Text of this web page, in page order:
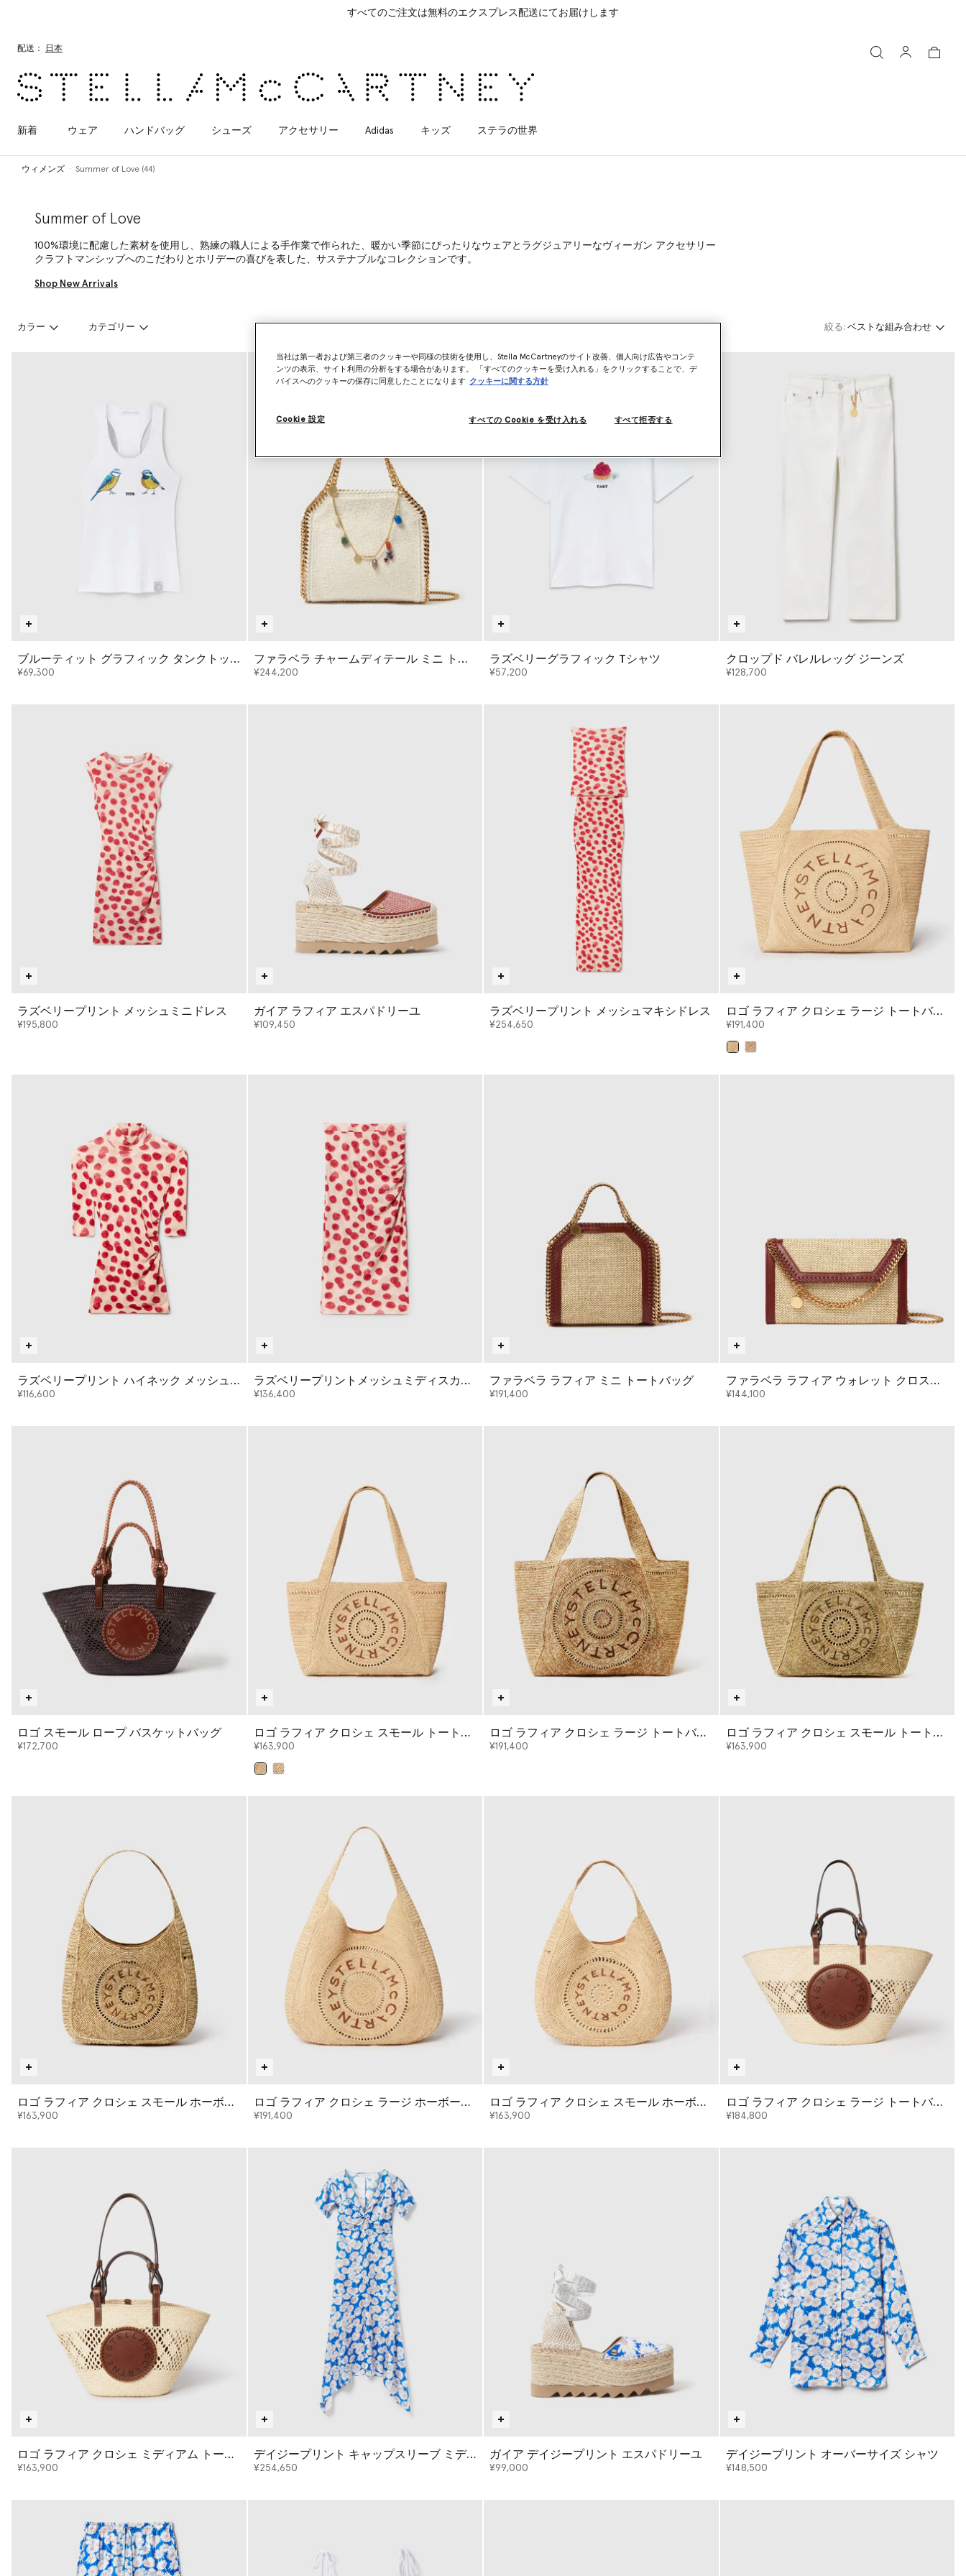
すべてのご注文は無料のエクスプレス配送にてお届けします
配送： 日本
新着 ウェア ハンドバッグ シューズ アクセサリー Adidas キッズ ステラの世界
ウィメンズ Summer of Love (44)
Summer of Love
100%環境に配慮した素材を使用し、熟練の職人による手作業で作られた、暖かい季節にぴったりなウェアとラグジュアリーなヴィーガン アクセサリー
クラフトマンシップへのこだわりとホリデーの喜びを表した、サステナブルなコレクションです。
Shop New Arrivals
カラー カテゴリー 絞る: ベストな組み合わせ
ブルーティット グラフィック タンクトッ
プ
¥69,300
ファラベラ チャームディテール ミニ トー
トバッグ
¥244,200
ラズベリーグラフィック Tシャツ
¥57,200
クロップド バレルレッグ ジーンズ
¥128,700
ラズベリープリント メッシュミニドレス
¥195,800
ガイア ラフィア エスパドリーユ
¥109,450
ラズベリープリント メッシュマキシドレス
¥254,650
ロゴ ラフィア クロシェ ラージ トートバッ
グ
¥191,400
ラズベリープリント ハイネック メッシュ
トップ
¥116,600
ラズベリープリントメッシュミディスカー
ト
¥136,400
ファラベラ ラフィア ミニ トートバッグ
¥191,400
ファラベラ ラフィア ウォレット クロスボ
ディバッグ
¥144,100
ロゴ スモール ロープ バスケットバッグ
¥172,700
ロゴ ラフィア クロシェ スモール トートバ
ッグ
¥163,900
ロゴ ラフィア クロシェ ラージ トートバッ
グ
¥191,400
ロゴ ラフィア クロシェ スモール トートバ
ッグ
¥163,900
ロゴ ラフィア クロシェ スモール ホーボー
バッグ
¥163,900
ロゴ ラフィア クロシェ ラージ ホーボーバ
ッグ
¥191,400
ロゴ ラフィア クロシェ スモール ホーボー
バッグ
¥163,900
ロゴ ラフィア クロシェ ラージ トートバッ
グ
¥184,800
ロゴ ラフィア クロシェ ミディアム トート
バッグ
¥163,900
デイジープリント キャップスリーブ ミデ
ィドレス
¥254,650
ガイア デイジープリント エスパドリーユ
¥99,000
デイジープリント オーバーサイズ シャツ
¥148,500
当社は第一者および第三者のクッキーや同様の技術を使用し、Stella McCartneyのサイト改善、個人向け広告やコンテ
ンツの表示、サイト利用の分析をする場合があります。 「すべてのクッキーを受け入れる」をクリックすることで、デ
バイスへのクッキーの保存に同意したことになります クッキーに関する方針
Cookie 設定 すべて拒否する
すべての Cookie を受け入れる